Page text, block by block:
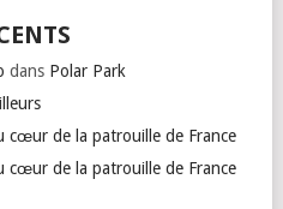
dans Polar Park
de la patrouille de France
de la patrouille de France